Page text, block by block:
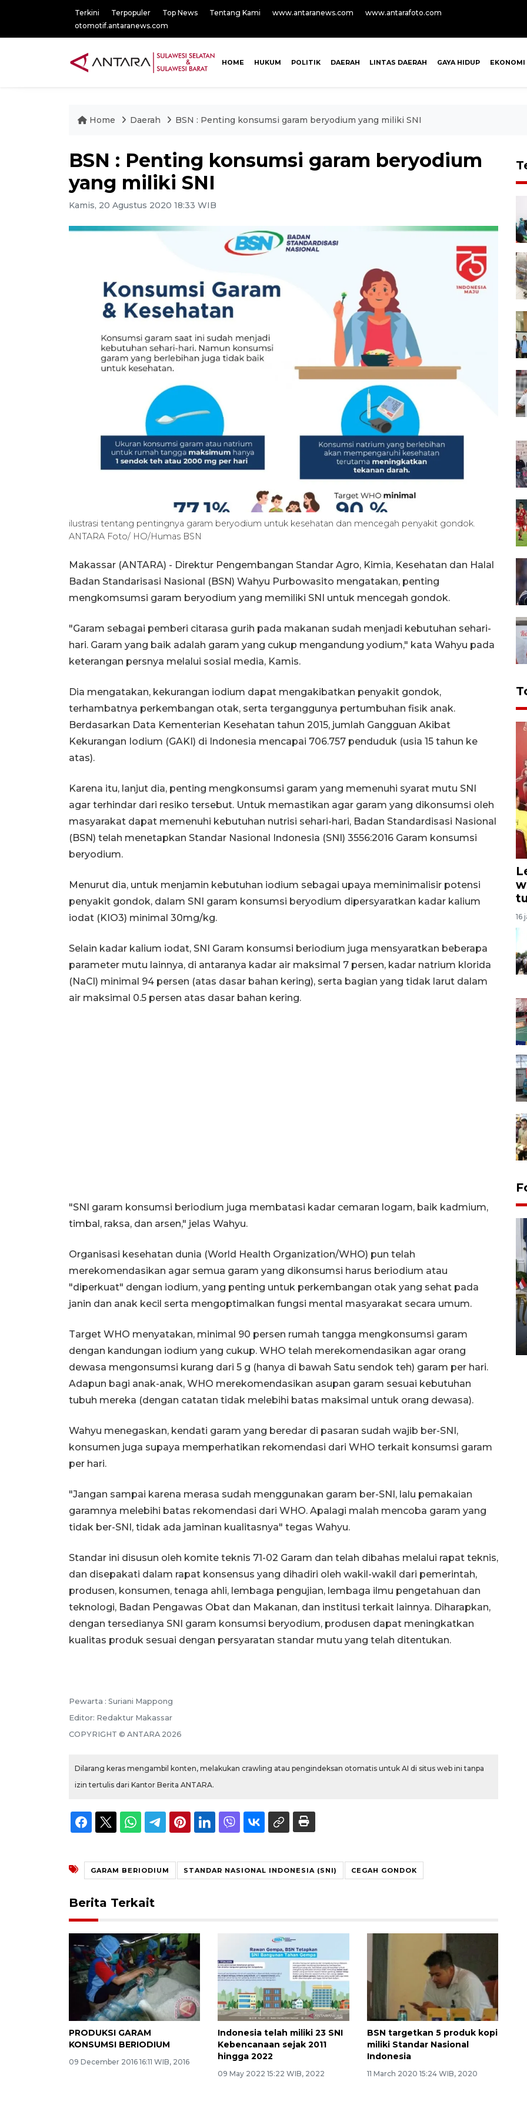
Terkini Terpopuler Top News Tentang Kami www.antaranews.com
www.antarafoto.com
otomotif.antaranews.com
HOME HUKUM POLITIK DAERAH LINTAS DAERAH GAYA HIDUP EKONOMI
Home Daerah BSN : Penting konsumsi garam beryodium yang miliki SNI
BSN : Penting konsumsi garam beryodium
yang miliki SNI
Kamis, 20 Agustus 2020 18:33 WIB
ilustrasi tentang pentingnya garam beryodium untuk kesehatan dan mencegah penyakit gondok.
ANTARA Foto/ HO/Humas BSN
Makassar (ANTARA) - Direktur Pengembangan Standar Agro, Kimia, Kesehatan dan Halal
Badan Standarisasi Nasional (BSN) Wahyu Purbowasito mengatakan, penting
mengkomsumsi garam beryodium yang memiliki SNI untuk mencegah gondok.
"Garam sebagai pemberi citarasa gurih pada makanan sudah menjadi kebutuhan sehari-
hari. Garam yang baik adalah garam yang cukup mengandung yodium," kata Wahyu pada
keterangan persnya melalui sosial media, Kamis.
Dia mengatakan, kekurangan iodium dapat mengakibatkan penyakit gondok,
terhambatnya perkembangan otak, serta terganggunya pertumbuhan fisik anak.
Berdasarkan Data Kementerian Kesehatan tahun 2015, jumlah Gangguan Akibat
Kekurangan Iodium (GAKI) di Indonesia mencapai 706.757 penduduk (usia 15 tahun ke
atas).
Karena itu, lanjut dia, penting mengkonsumsi garam yang memenuhi syarat mutu SNI
agar terhindar dari resiko tersebut. Untuk memastikan agar garam yang dikonsumsi oleh
masyarakat dapat memenuhi kebutuhan nutrisi sehari-hari, Badan Standardisasi Nasional
(BSN) telah menetapkan Standar Nasional Indonesia (SNI) 3556:2016 Garam konsumsi
beryodium.
Menurut dia, untuk menjamin kebutuhan iodium sebagai upaya meminimalisir potensi
penyakit gondok, dalam SNI garam konsumsi beryodium dipersyaratkan kadar kalium
iodat (KIO3) minimal 30mg/kg.
Selain kadar kalium iodat, SNI Garam konsumsi beriodium juga mensyaratkan beberapa
parameter mutu lainnya, di antaranya kadar air maksimal 7 persen, kadar natrium klorida
(NaCl) minimal 94 persen (atas dasar bahan kering), serta bagian yang tidak larut dalam
air maksimal 0.5 persen atas dasar bahan kering.
"SNI garam konsumsi beriodium juga membatasi kadar cemaran logam, baik kadmium,
timbal, raksa, dan arsen," jelas Wahyu.
Organisasi kesehatan dunia (World Health Organization/WHO) pun telah
merekomendasikan agar semua garam yang dikonsumsi harus beriodium atau
"diperkuat" dengan iodium, yang penting untuk perkembangan otak yang sehat pada
janin dan anak kecil serta mengoptimalkan fungsi mental masyarakat secara umum.
Target WHO menyatakan, minimal 90 persen rumah tangga mengkonsumsi garam
dengan kandungan iodium yang cukup. WHO telah merekomendasikan agar orang
dewasa mengonsumsi kurang dari 5 g (hanya di bawah Satu sendok teh) garam per hari.
Adapun bagi anak-anak, WHO merekomendasikan asupan garam sesuai kebutuhan
tubuh mereka (dengan catatan tidak melebihi batas maksimal untuk orang dewasa).
Wahyu menegaskan, kendati garam yang beredar di pasaran sudah wajib ber-SNI,
konsumen juga supaya memperhatikan rekomendasi dari WHO terkait konsumsi garam
per hari.
"Jangan sampai karena merasa sudah menggunakan garam ber-SNI, lalu pemakaian
garamnya melebihi batas rekomendasi dari WHO. Apalagi malah mencoba garam yang
tidak ber-SNI, tidak ada jaminan kualitasnya" tegas Wahyu.
Standar ini disusun oleh komite teknis 71-02 Garam dan telah dibahas melalui rapat teknis,
dan disepakati dalam rapat konsensus yang dihadiri oleh wakil-wakil dari pemerintah,
produsen, konsumen, tenaga ahli, lembaga pengujian, lembaga ilmu pengetahuan dan
teknologi, Badan Pengawas Obat dan Makanan, dan institusi terkait lainnya. Diharapkan,
dengan tersedianya SNI garam konsumsi beryodium, produsen dapat meningkatkan
kualitas produk sesuai dengan persyaratan standar mutu yang telah ditentukan.
Pewarta : Suriani Mappong
Editor: Redaktur Makassar
COPYRIGHT © ANTARA 2026
Dilarang keras mengambil konten, melakukan crawling atau pengindeksan otomatis untuk AI di situs web ini tanpa
izin tertulis dari Kantor Berita ANTARA.
GARAM BERIODIUM STANDAR NASIONAL INDONESIA (SNI) CEGAH GONDOK
Berita Terkait
PRODUKSI GARAM
KONSUMSI BERIODIUM
09 December 2016 16:11 WIB, 2016
Indonesia telah miliki 23 SNI
Kebencanaan sejak 2011
hingga 2022
09 May 2022 15:22 WIB, 2022
BSN targetkan 5 produk kopi
miliki Standar Nasional
Indonesia
11 March 2020 15:24 WIB, 2020
16
FOTO - Kirab memperingati
HUT ke-80 Raja Keraton
02 April 2026 12:51 WIB